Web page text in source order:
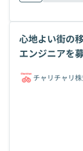
心地よい街の
エンジニアを
チャリチャリ